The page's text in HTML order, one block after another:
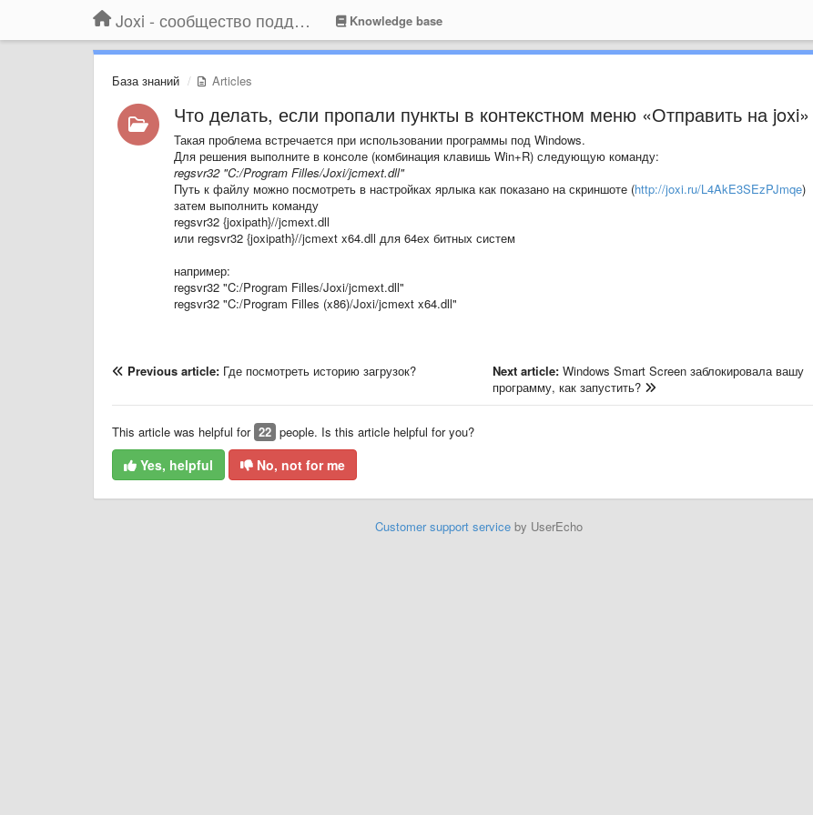
Joxi - сообщество поддержки Knowledge base
База знаний Articles
Что делать, если пропали пункты в контекстном меню «Отправить на joxi»
Такая проблема встречается при использовании программы под Windows.
Для решения выполните в консоле (комбинация клавишь Win+R) следующую команду:
regsvr32 "C:/Program Filles/Joxi/jcmext.dll"
Путь к файлу можно посмотреть в настройках ярлыка как показано на скриншоте (http://joxi.ru/L4AkE3SEzPJmqe)
затем выполнить команду
regsvr32 {joxipath}//jcmext.dll
или regsvr32 {joxipath}//jcmext x64.dll для 64ех битных систем
например:
regsvr32 "C:/Program Filles/Joxi/jcmext.dll"
regsvr32 "C:/Program Filles (x86)/Joxi/jcmext x64.dll"
Previous article: Где посмотреть историю загрузок? Next article: Windows Smart Screen заблокировала вашу
программу, как запустить?
This article was helpful for 22 people. Is this article helpful for you?
Yes, helpful No, not for me
Customer support serviceby UserEcho